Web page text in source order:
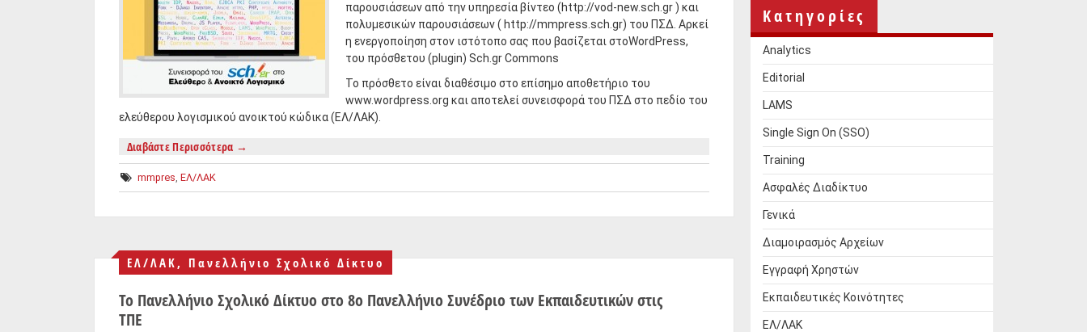
παρουσιάσεων από την υπηρεσία βίντεο (http://vod-new.sch.gr ) και
πολυμεσικών παρουσιάσεων ( http://mmpress.sch.gr) του ΠΣΔ. Αρκεί
η ενεργοποίηση στον ιστότοπο σας που βασίζεται στοWordPress,
του πρόσθετου (plugin) Sch.gr Commons
To πρόσθετο είναι διαθέσιμο στο επίσημο αποθετήριο του
www.wordpress.org και αποτελεί συνεισφορά του ΠΣΔ στο πεδίο του
ελεύθερου λογισμικού ανοικτού κώδικα (ΕΛ/ΛΑΚ).
Διαβάστε Περισσότερα →
mmpres, ΕΛ/ΛΑΚ
ΕΛ/ΛΑΚ, Πανελλήνιο Σχολικό Δίκτυο
Το Πανελλήνιο Σχολικό Δίκτυο στο 8ο Πανελλήνιο Συνέδριο των Εκπαιδευτικών στις
ΤΠΕ
Kατηγορίες
Analytics
Editorial
LAMS
Single Sign On (SSO)
Training
Ασφαλές Διαδίκτυο
Γενικά
Διαμοιρασμός Αρχείων
Εγγραφή Χρηστών
Εκπαιδευτικές Κοινότητες
ΕΛ/ΛΑΚ